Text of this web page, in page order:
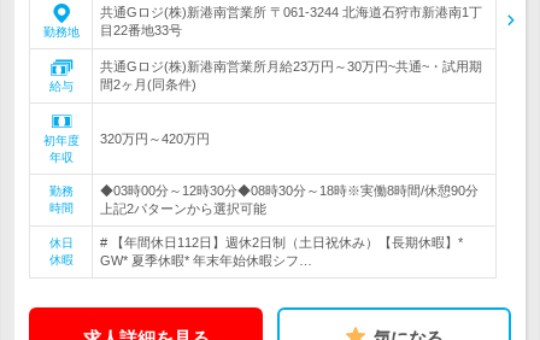
勤務地
共通Gロジ(株)新港南営業所 〒061-3244 北海道石狩市新港南1丁
目22番地33号
給与
共通Gロジ(株)新港南営業所月給23万円～30万円~共通~・試用期
間2ヶ月(同条件)
初年度
年収
320万円～420万円
勤務
時間
◆03時00分～12時30分◆08時30分～18時※実働8時間/休憩90分
上記2パターンから選択可能
休日
休暇
# 【年間休日112日】週休2日制（土日祝休み）【長期休暇】*
GW* 夏季休暇* 年末年始休暇シフ…